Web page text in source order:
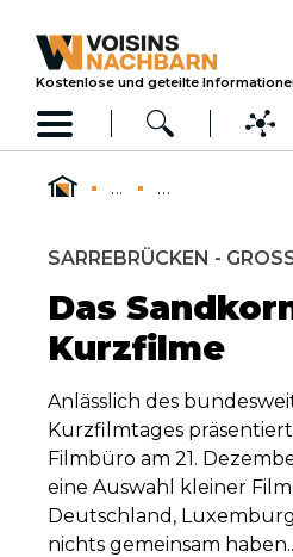
Kostenlose und geteilte
... ...
SARREBRÜCKEN -
Das
Kurzfilme
Anlässlich des
Kurzfilmtages präsentiert
Filmbüro am 21.
eine Auswahl kleiner
Deutschland,
nichts gemeinsam